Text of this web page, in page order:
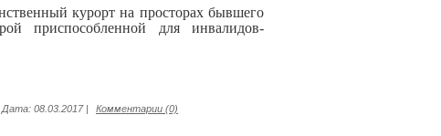
курорт на просторах бывшего
приспособленной для инвалидов-
Дата: 08.03.2017 | Комментарии (0)